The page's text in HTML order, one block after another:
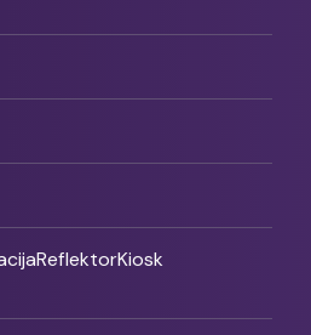
ReflektorKiosk